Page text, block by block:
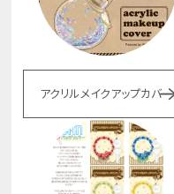
アクリルメイクアップカバー